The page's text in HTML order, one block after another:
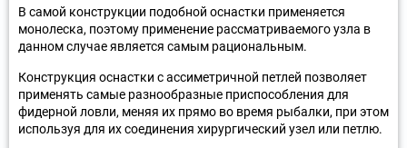
В самой конструкции подобной оснастки применяется
монолеска, поэтому применение рассматриваемого узла в
данном случае является самым рациональным.
Конструкция оснастки с ассиметричной петлей позволяет
применять самые разнообразные приспособления для
фидерной ловли, меняя их прямо во время рыбалки, при этом
используя для их соединения хирургический узел или петлю.